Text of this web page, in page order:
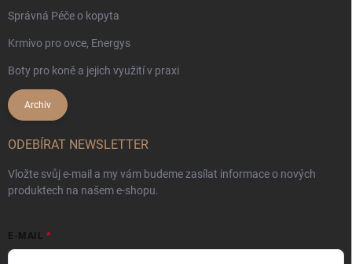
Správná Péče o kopyta
Krmivo pro ovce, Energys
Boty pro koně a jejich využití v praxi
Archiv
ODEBÍRAT NEWSLETTER
Vložte svůj e-mail a my vám budeme zasílat informace o nových
produktech na našem e-shopu.
E-MAIL